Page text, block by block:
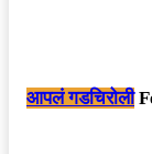
आपलं गडचिरोली